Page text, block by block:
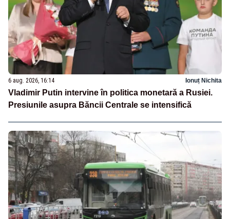
6 aug. 2026, 16:14 Ionuț Nichita
Vladimir Putin intervine în politica monetară a Rusiei.
Presiunile asupra Băncii Centrale se intensifică